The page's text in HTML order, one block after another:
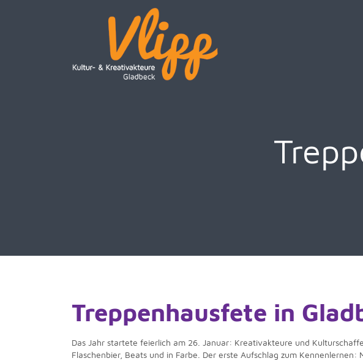
Treppenhausfete in
Das Jahr startete feierlich am 26. Januar: Kreativakteure und
Flaschenbier, Beats und in Farbe. Der erste Aufschlag zum